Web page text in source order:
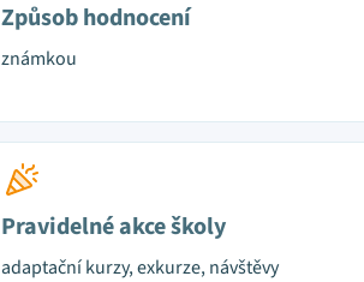
Způsob hodnocení
známkou
Pravidelné akce školy
adaptační kurzy, exkurze, návštěvy